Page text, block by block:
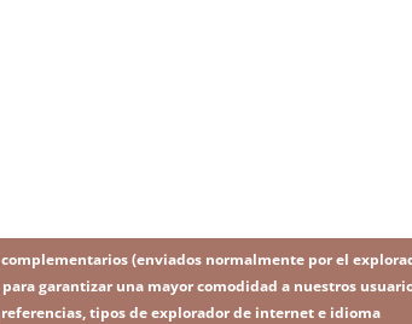
(enviados normalmente por el
garantizar una mayor comodidad a nuestros
tipos de explorador de internet e idioma